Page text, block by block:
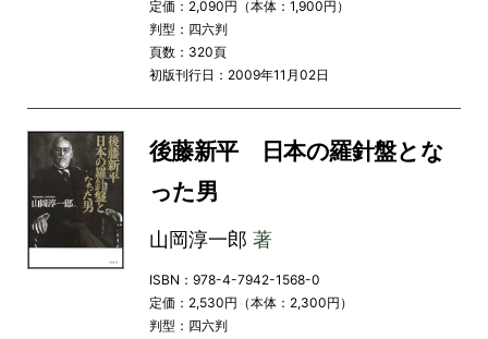
定価：2,090円（本体：1,900円）
判型：四六判
頁数：320頁
初版刊行日：2009年11月02日
後藤新平 日本の羅針盤とな
った男
山岡淳一郎 著
ISBN：978-4-7942-1568-0
定価：2,530円（本体：2,300円）
判型：四六判